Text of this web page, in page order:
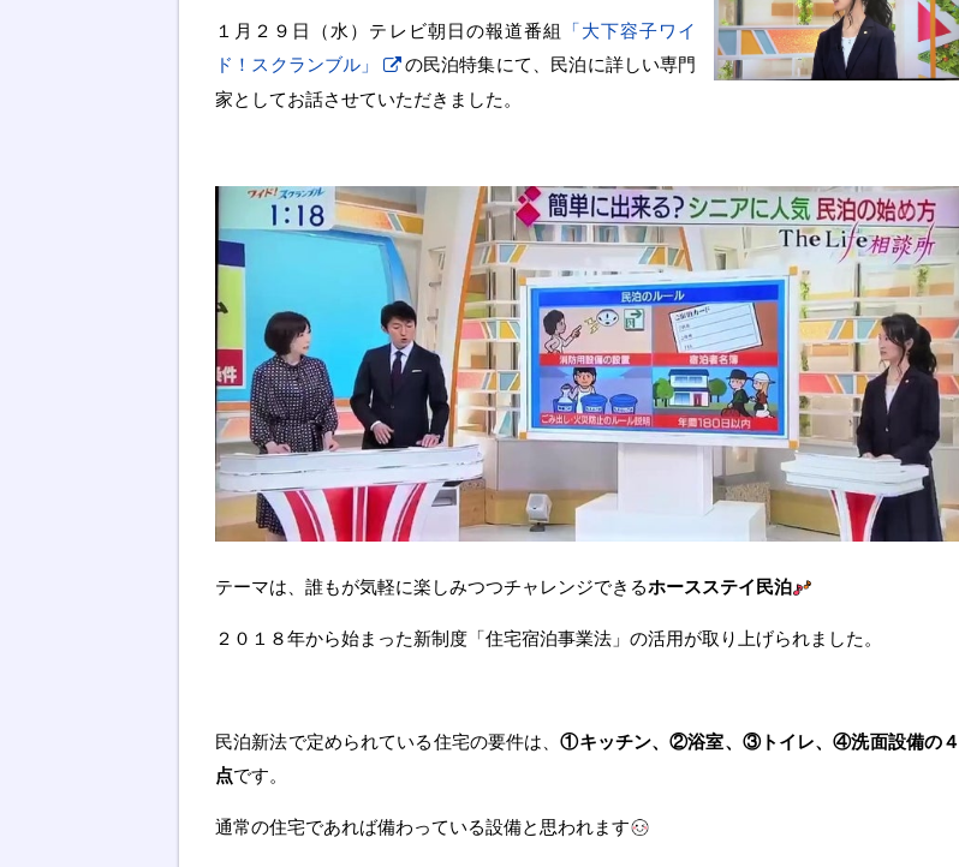
１月２９日（水）テレビ朝日の報道番組
「大下容子ワイ
ド！スクランブル」
の民泊特集にて、民泊に詳しい専門
家としてお話させていただきました。
テーマは、誰もが気軽に楽しみつつチャレンジできるホースステイ民泊
２０１８年から始まった新制度「住宅宿泊事業法」の活用が取り上げられました。
民泊新法で定められている住宅の要件は、①キッチン、②浴室、③トイレ、④洗面設備の４
点です。
通常の住宅であれば備わっている設備と思われます